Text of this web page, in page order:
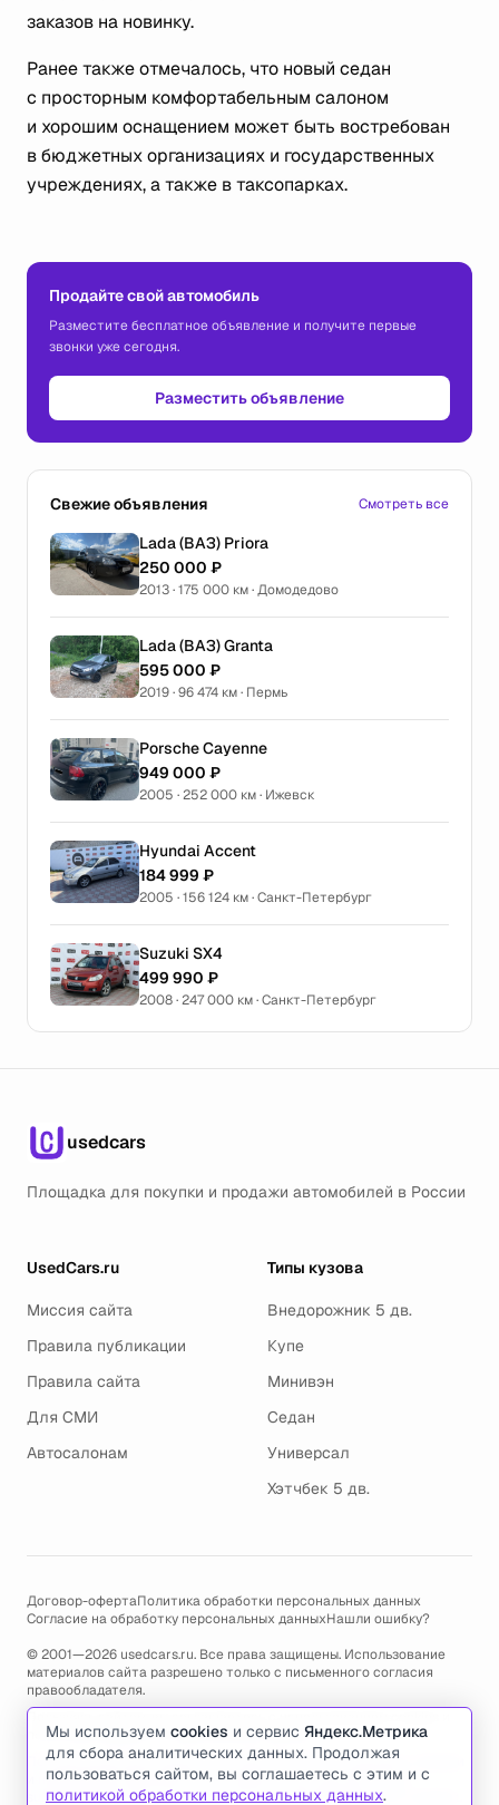
заказов на новинку.
Ранее также отмечалось, что новый седан
с просторным комфортабельным салоном
и хорошим оснащением может быть востребован
в бюджетных организациях и государственных
учреждениях, а также в таксопарках.
Продайте свой автомобиль
Разместите бесплатное объявление и получите первые
звонки уже сегодня.
Разместить объявление
Свежие объявления Смотреть все
Lada (ВАЗ) Priora
250 000 ₽
2013 · 175 000 км · Домодедово
Lada (ВАЗ) Granta
595 000 ₽
2019 · 96 474 км · Пермь
Porsche Cayenne
949 000 ₽
2005 · 252 000 км · Ижевск
Hyundai Accent
184 999 ₽
2005 · 156 124 км · Санкт-Петербург
Suzuki SX4
499 990 ₽
2008 · 247 000 км · Санкт-Петербург
usedcars
Площадка для покупки и продажи автомобилей в России
UsedCars.ru
Миссия сайта
Правила публикации
Правила сайта
Для СМИ
Автосалонам
Типы кузова
Внедорожник 5 дв.
Купе
Минивэн
Седан
Универсал
Хэтчбек 5 дв.
Договор-офертаПолитика обработки персональных данных
Согласие на обработку персональных данныхНашли ошибку?
© 2001—2026 usedcars.ru. Все права защищены. Использование
материалов сайта разрешено только с письменного согласия
правообладателя.
Пользуясь сайтом, вы соглашаетесь с использованием cookies и
политикой обработки персональных данных.
По всем вопросам связанным с работой сайта, ошибками, глюками
и проблемами обращайтесь по адресу электронной почты
support@usedcars.ruили пишите в телеграм@usedcarsru_support
Мы используем cookies и сервис Яндекс.Метрика
для сбора аналитических данных. Продолжая
пользоваться сайтом, вы соглашаетесь с этим и с
политикой обработки персональных данных.